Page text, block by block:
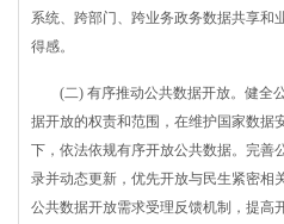
系统、跨部门、跨业务政务数据共享和
得感。
(二) 有序推动公共数据开放。健全
据开放的权责和范围，在维护国家数据
下，依法依规有序开放公共数据。完善
录并动态更新，优先开放与民生紧密相
公共数据开放需求受理反馈机制，提高